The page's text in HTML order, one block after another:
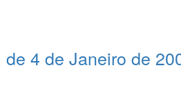
de 4 de Janeiro de